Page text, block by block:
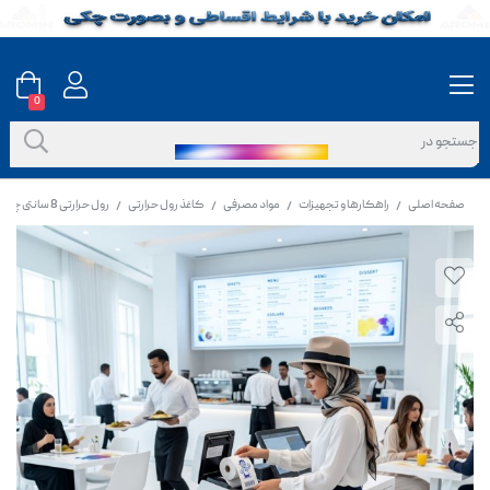
صفحه اصلی / راهکارها و تجهیزات / مواد مصرفی / کاغذ رول حرارتی / رول حرارتی 8 سانتی چنمینگ آبی (40 متری)
0